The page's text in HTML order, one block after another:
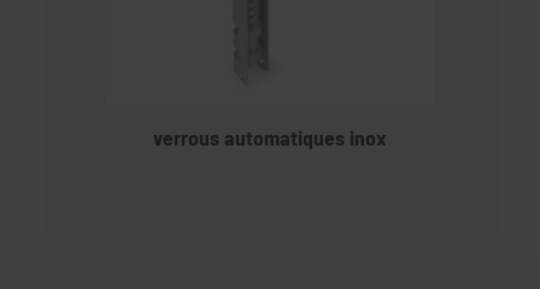
verrous automatiques inox